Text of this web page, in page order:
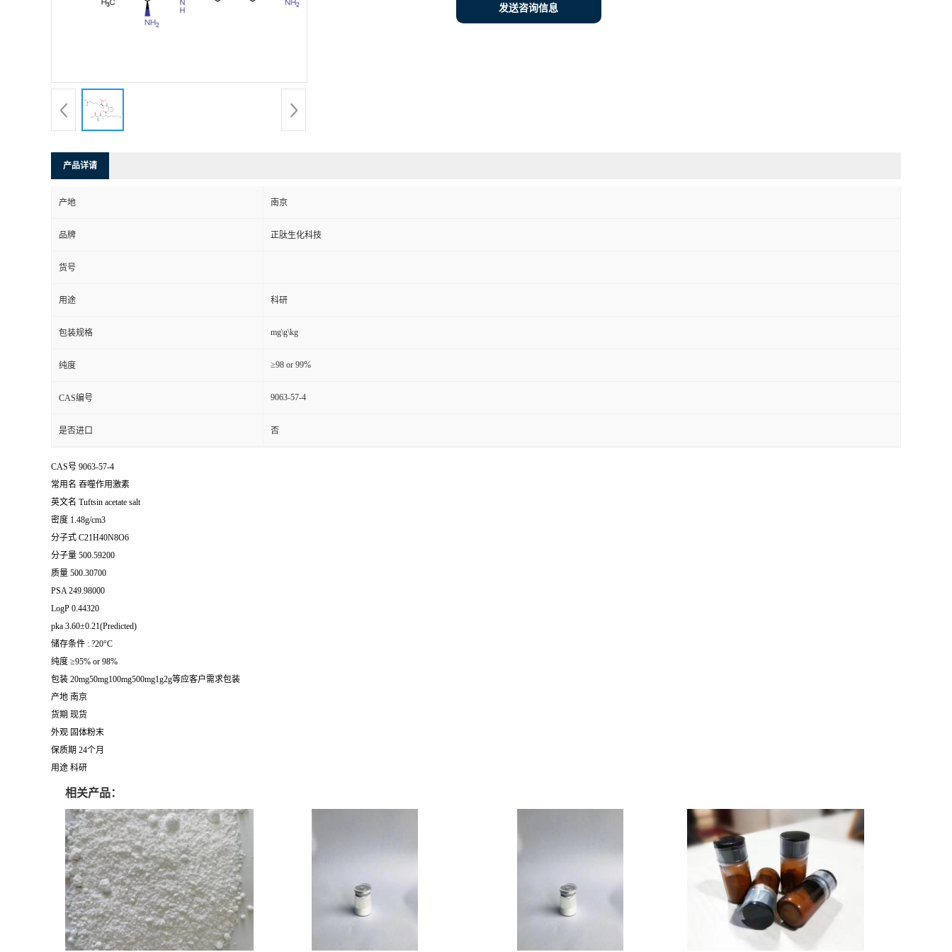
发送咨询信息
产品详请
产地 南京
品牌 正肽生化科技
货号
用途 科研
包装规格 mg\g\kg
纯度 ≥98 or 99%
CAS编号 9063-57-4
是否进口 否
CAS号 9063-57-4
常用名 吞噬作用激素
英文名 Tuftsin acetate salt
密度 1.48g/cm3
分子式 C21H40N8O6
分子量 500.59200
质量 500.30700
PSA 249.98000
LogP 0.44320
pka 3.60±0.21(Predicted)
储存条件 : ?20°C
纯度 ≥95% or 98%
包装 20mg50mg100mg500mg1g2g等应客户需求包装
产地 南京
货期 现货
外观 固体粉末
保质期 24个月
用途 科研
相关产品：